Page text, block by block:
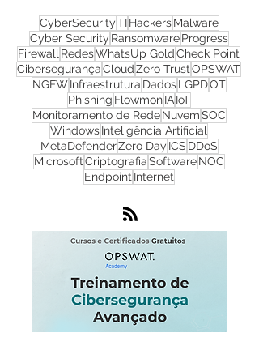
CyberSecurityTIHackersMalware
Cyber Security RansomwareProgress
FirewallRedesWhatsUp Gold Check Point
CibersegurançaCloudZero Trust
NGFWInfraestruturaDadosLGPDOT
PhishingFlowmon IAIoT
Monitoramento de RedeNuvemSOC
WindowsInteligência Artificial
MetaDefenderZero DayICS
EndpointInternet